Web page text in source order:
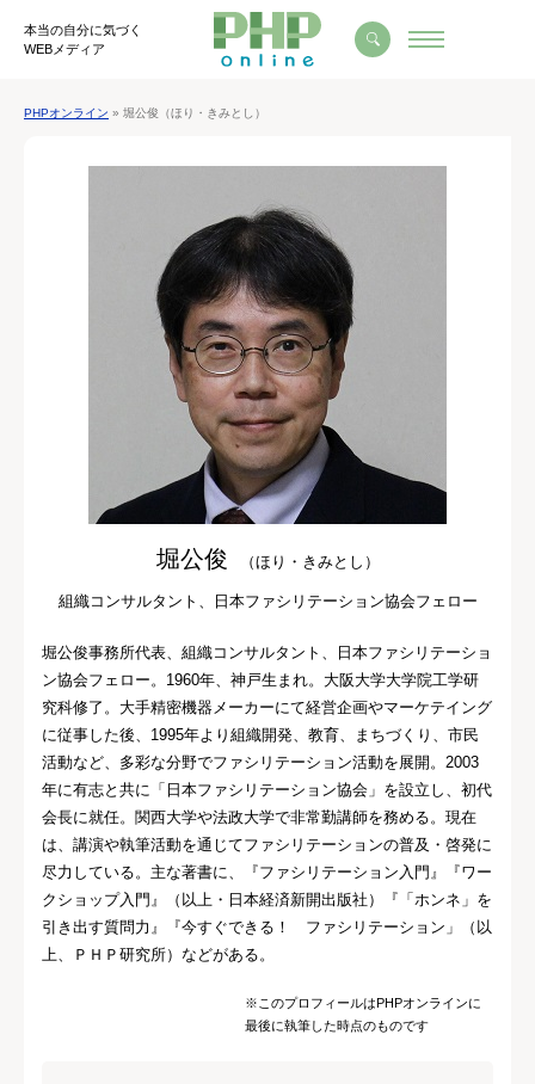
本当の自分に気づく
WEBメディア
PHPオンライン » 堀公俊（ほり・きみとし）
堀公俊 （ほり・きみとし）
組織コンサルタント、日本ファシリテーション協会フェロー
堀公俊事務所代表、組織コンサルタント、日本ファシリテーショ
ン協会フェロー。1960年、神戸生まれ。大阪大学大学院工学研
究科修了。大手精密機器メーカーにて経営企画やマーケテイング
に従事した後、1995年より組織開発、教育、まちづくり、市民
活動など、多彩な分野でファシリテーション活動を展開。2003
年に有志と共に「日本ファシリテーション協会」を設立し、初代
会長に就任。関西大学や法政大学で非常勤講師を務める。現在
は、講演や執筆活動を通じてファシリテーションの普及・啓発に
尽力している。主な著書に、『ファシリテーション入門』『ワー
クショップ入門』（以上・日本経済新開出版社）『「ホンネ」を
引き出す質問力』『今すぐできる！ ファシリテーション」（以
上、ＰＨＰ研究所）などがある。
※このプロフィールはPHPオンラインに
最後に執筆した時点のものです